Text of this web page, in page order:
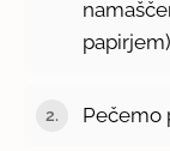
Pečemo